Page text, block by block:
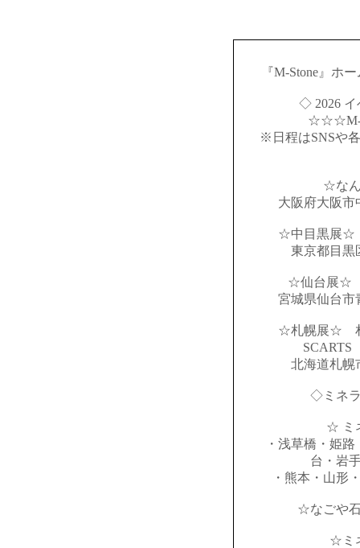
『M-Stone』ホ
◇ 2026
☆☆☆M-
※日程はSNSや
☆な
大阪府大阪市
☆中目黒展☆
東京都目黒
☆仙台展☆
宮城県仙台市
☆札幌展☆ 札
SCARTS
北海道札幌
◇ミネ
☆ ミ
・浅草橋・姫
台・岩
・熊本・山形
☆なごや
☆ミ